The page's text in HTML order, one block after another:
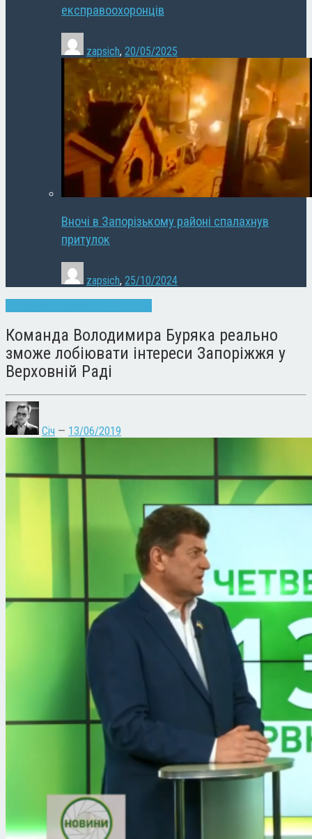
експравоохоронців
zapsich, 20/05/2025
Вночі в Запорізькому районі спалахнув
притулок
zapsich, 25/10/2024
Команда Володимира Буряка реально
зможе лобіювати інтереси Запоріжжя у
Верховній Раді
Січ — 13/06/2019